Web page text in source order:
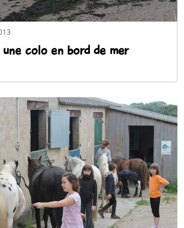
colo en bord de mer